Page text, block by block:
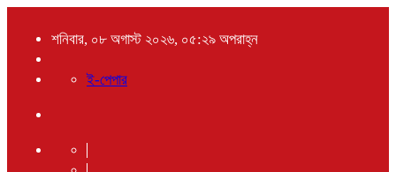
শনিবার, ০৮ অগাস্ট ২০২৬, ০৫:২৯ অপরাহ্ন
ই-পেপার